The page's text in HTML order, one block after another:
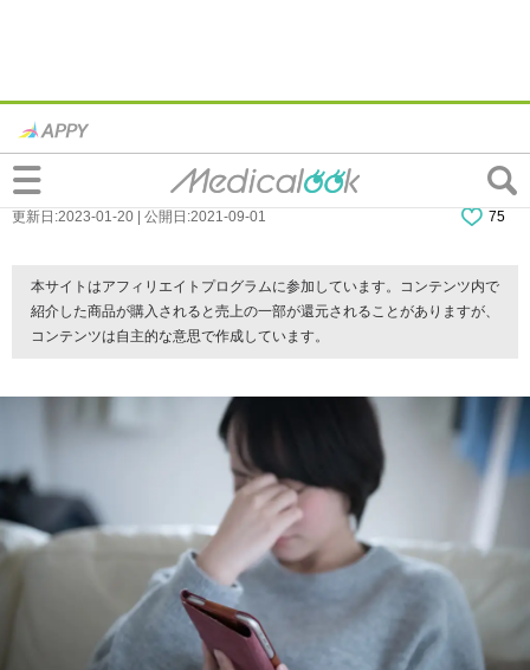
眼精疲労でめまいがしてふわふわ…「目か
らくるめまい」はどう治す？病院は何科？
更新日:2023-01-20 | 公開日:2021-09-01 75
本サイトはアフィリエイトプログラムに参加しています。コンテンツ内で
紹介した商品が購入されると売上の一部が還元されることがありますが、
コンテンツは自主的な意思で作成しています。